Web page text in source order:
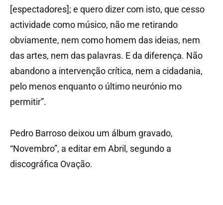
[espectadores]; e quero dizer com isto, que cesso
actividade como músico, não me retirando
obviamente, nem como homem das ideias, nem
das artes, nem das palavras. E da diferença. Não
abandono a intervenção crítica, nem a cidadania,
pelo menos enquanto o último neurónio mo
permitir”.
Pedro Barroso deixou um álbum gravado,
“Novembro”, a editar em Abril, segundo a
discográfica Ovação.